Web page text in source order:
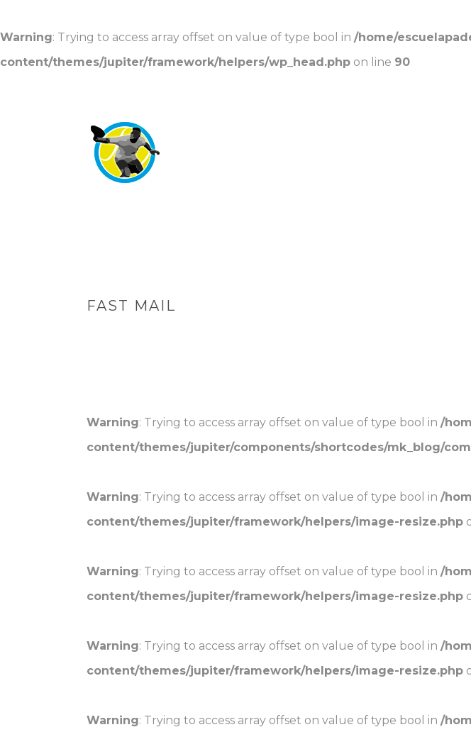
Warning: Trying to access array offset on value of type bool in /home/
content/themes/jupiter/framework/helpers/wp_head.php on line 90
FAST MAIL
Warning: Trying to access array offset on value of type bool in /
content/themes/jupiter/components/shortcodes/mk_blog/
Warning: Trying to access array offset on value of type bool in /
content/themes/jupiter/framework/helpers/image-resize.php
Warning: Trying to access array offset on value of type bool in /
content/themes/jupiter/framework/helpers/image-resize.php
Warning: Trying to access array offset on value of type bool in /
content/themes/jupiter/framework/helpers/image-resize.php
Warning: Trying to access array offset on value of type bool in /